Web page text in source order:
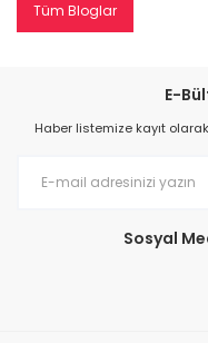
Tüm Bloglar
E-
Haber listemize kayıt
Sosyal